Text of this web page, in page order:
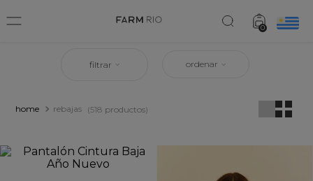
0
filtrar ordenar
rebajas 518 productos